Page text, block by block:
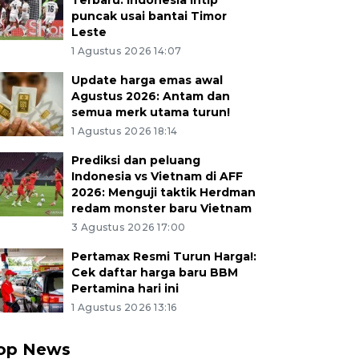
puncak usai bantai Timor
Leste
1 Agustus 2026 14:07
Update harga emas awal
Agustus 2026: Antam dan
semua merk utama turun!
1 Agustus 2026 18:14
Prediksi dan peluang
Indonesia vs Vietnam di AFF
2026: Menguji taktik Herdman
redam monster baru Vietnam
3 Agustus 2026 17:00
Pertamax Resmi Turun Harga!:
Cek daftar harga baru BBM
Pertamina hari ini
1 Agustus 2026 13:16
News